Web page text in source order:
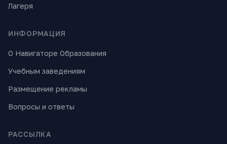
Лагеря
ИНФОРМАЦИЯ
О Навигаторе Образования
Учебным заведениям
Размещение рекламы
Вопросы и ответы
РАССЫЛКА